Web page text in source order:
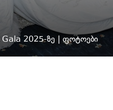
Gala 2025-ზე | ფოტოები